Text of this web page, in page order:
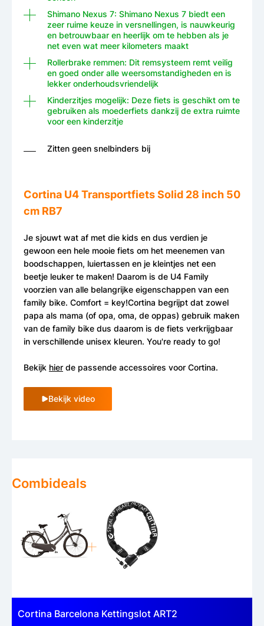
Combideals
Cortina Barcelona Kettingslot ART2
Shimano Nexus 7: Shimano Nexus 7 biedt een
zeer ruime keuze in versnellingen, is nauwkeurig
en betrouwbaar en heerlijk om te hebben als je
net even wat meer kilometers maakt
Rollerbrake remmen: Dit remsysteem remt veilig
en goed onder alle weersomstandigheden en is
lekker onderhoudsvriendelijk
Kinderzitjes mogelijk: Deze fiets is geschikt om te
gebruiken als moederfiets dankzij de extra ruimte
voor een kinderzitje
Zitten geen snelbinders bij
Cortina U4 Transportfiets Solid 28 inch 50
cm RB7
Je sjouwt wat af met die kids en dus verdien je
gewoon een hele mooie fiets om het meenemen van
boodschappen, luiertassen en je kleintjes net een
beetje leuker te maken! Daarom is de U4 Family
voorzien van alle belangrijke eigenschappen van een
family bike. Comfort = key!Cortina begrijpt dat zowel
papa als mama (of opa, oma, de oppas) gebruik maken
van de family bike dus daarom is de fiets verkrijgbaar
in verschillende unisex kleuren. You're ready to go!
Bekijk hier de passende accessoires voor Cortina.
Bekijk video